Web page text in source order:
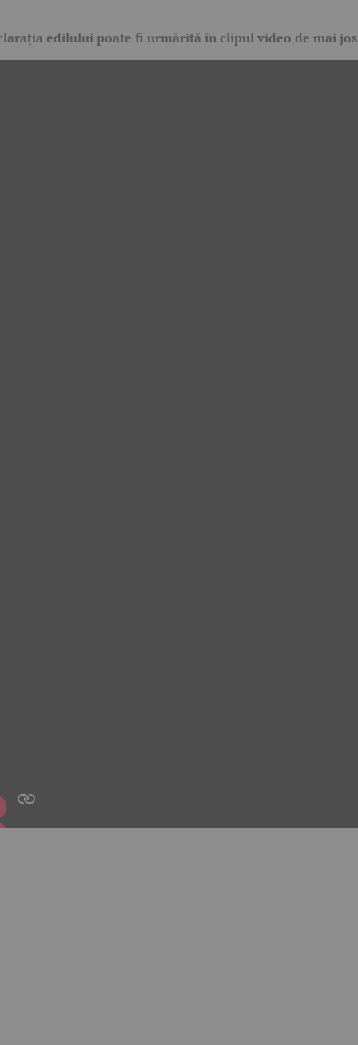
edilului poate fi urmărită în clipul video de mai